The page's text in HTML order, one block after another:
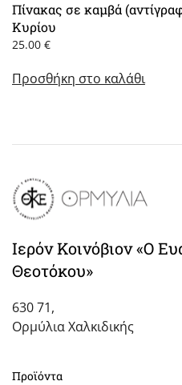
Πίνακας σε καμβά
Κυρίου
25.00 €
Προσθήκη στο καλάθι
Ιερόν Κοινόβιον «Ο
Θεοτόκου»
630 71,
Ορμύλια Χαλκιδικής
Προϊόντα